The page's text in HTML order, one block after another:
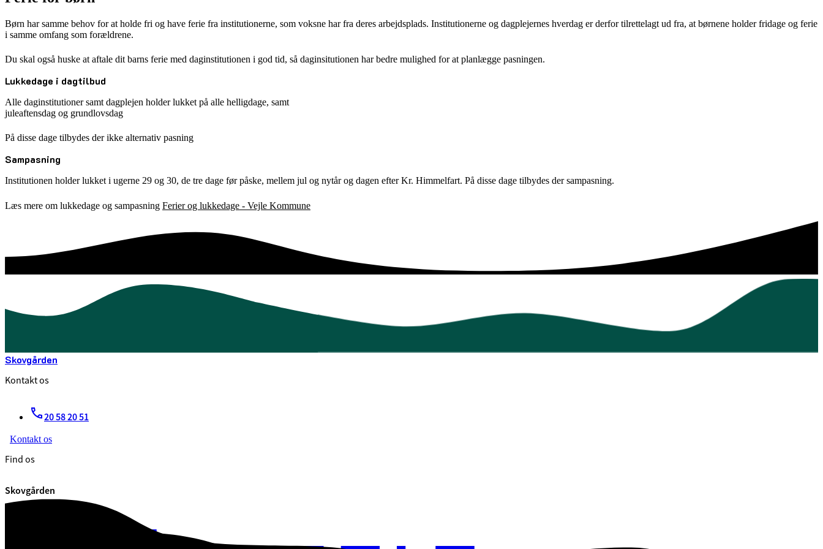
Børn har samme behov for at holde fri og have ferie fra institutionerne, som voksne har fra deres arbejdsplads. Institutionerne og dagplejernes hverdag er derfor tilrettelagt ud fra, at børnene holder fridage og ferie
i samme omfang som forældrene.
Du skal også huske at aftale dit barns ferie med daginstitutionen i god tid, så daginsitutionen har bedre mulighed for at planlægge pasningen.
Lukkedage i dagtilbud
Alle daginstitutioner samt dagplejen holder lukket på alle helligdage, samt
juleaftensdag og grundlovsdag
På disse dage tilbydes der ikke alternativ pasning
Sampasning
Institutionen holder lukket i ugerne 29 og 30, de tre dage før påske, mellem jul og nytår og dagen efter Kr. Himmelfart. På disse dage tilbydes der sampasning.
Læs mere om lukkedage og sampasning Ferier og lukkedage - Vejle Kommune
Skovgården
Kontakt os
20 58 20 51
Kontakt os
Find os
Skovgården